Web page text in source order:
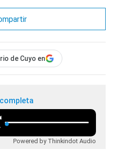
de Cuyo en
Powered by Thinkindot Audio